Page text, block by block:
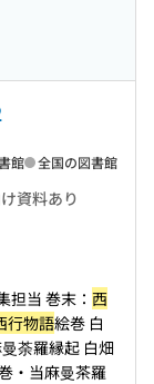
資料あり
館 全国の図書館
担当 巻末： 西
行物語絵巻 白
荼羅縁起 白畑
・当麻曼茶羅